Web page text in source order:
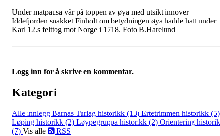
Under matpausa vår på toppen av øya med utsikt innover
Iddefjorden snakket Finholt om betydningen øya hadde hatt under
Karl 12.s felttog mot Norge i 1718. Foto B.Harelund
Logg inn for å skrive en kommentar.
Kategori
Alle innlegg Barnas Turlag historikk (13) Ertetrimmen historikk (5)
Løping historikk (2) Løypegruppa historikk (2) Orientering
(7) Vis alle RSS